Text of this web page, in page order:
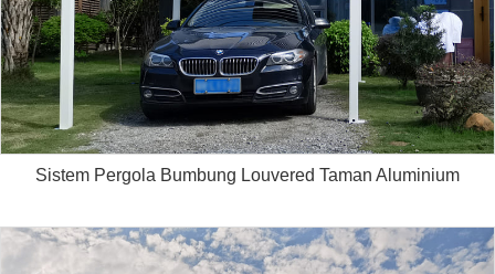
Sistem Pergola Bumbung Louvered Taman Aluminium